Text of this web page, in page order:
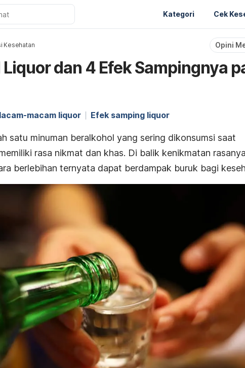
Kategori Cek
Kesehatan Opini
dan 4 Efek Sampingnya
macam liquor Efek samping liquor
satu minuman beralkohol yang sering dikonsumsi saat
rasa nikmat dan khas. Di balik kenikmatan
berlebihan ternyata dapat berdampak buruk bagi